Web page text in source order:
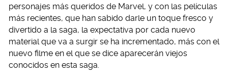
personajes más queridos de Marvel, y con las películas
más recientes, que han sabido darle un toque fresco y
divertido a la saga, la expectativa por cada nuevo
material que va a surgir se ha incrementado, más con el
nuevo filme en el que se dice aparecerán viejos
conocidos en esta saga.